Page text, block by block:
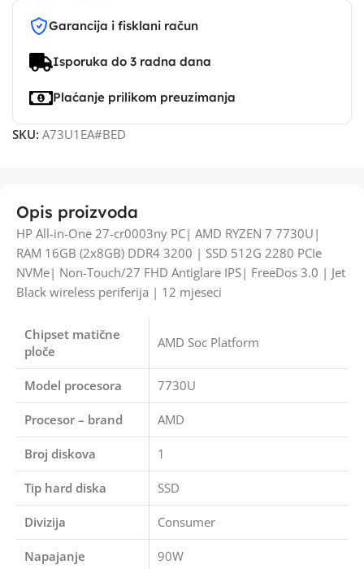
Garancija i fisklani račun
Isporuka do 3 radna dana
Plaćanje prilikom preuzimanja
SKU: A73U1EA#BED
Opis proizvoda
HP All-in-One 27-cr0003ny PC| AMD RYZEN 7 7730U|
RAM 16GB (2x8GB) DDR4 3200 | SSD 512G 2280 PCIe
NVMe| Non-Touch/27 FHD Antiglare IPS| FreeDos 3.0 | Jet
Black wireless periferija | 12 mjeseci
Chipset matične
ploče
AMD Soc Platform
Model procesora 7730U
Procesor – brand AMD
Broj diskova 1
Tip hard diska SSD
Divizija Consumer
Napajanje 90W